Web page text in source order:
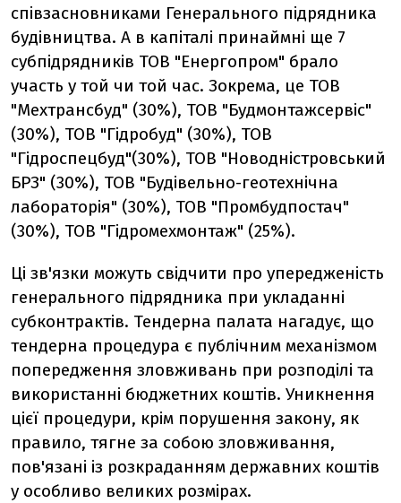
співзасновниками Генерального підрядника
будівництва. А в капіталі принаймні ще 7
субпідрядників ТОВ "Енергопром" брало
участь у той чи той час. Зокрема, це ТОВ
"Мехтрансбуд" (30%), ТОВ "Будмонтажсервіс"
(30%), ТОВ "Гідробуд" (30%), ТОВ
"Гідроспецбуд"(30%), ТОВ "Новодністровський
БРЗ" (30%), ТОВ "Будівельно-геотехнічна
лабораторія" (30%), ТОВ "Промбудпостач"
(30%), ТОВ "Гідромехмонтаж" (25%).
Ці зв'язки можуть свідчити про упередженість
генерального підрядника при укладанні
субконтрактів. Тендерна палата нагадує, що
тендерна процедура є публічним механізмом
попередження зловживань при розподілі та
використанні бюджетних коштів. Уникнення
цієї процедури, крім порушення закону, як
правило, тягне за собою зловживання,
пов'язані із розкраданням державних коштів
у особливо великих розмірах.